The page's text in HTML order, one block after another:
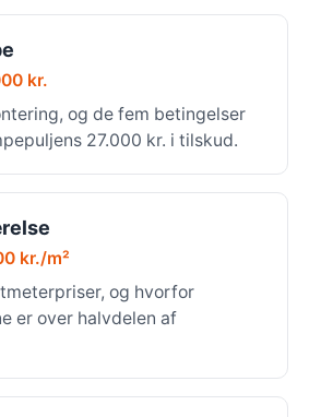
kr.
og de fem betingelser
27.000 kr. i tilskud.
kr./m²
og hvorfor
er over halvdelen af